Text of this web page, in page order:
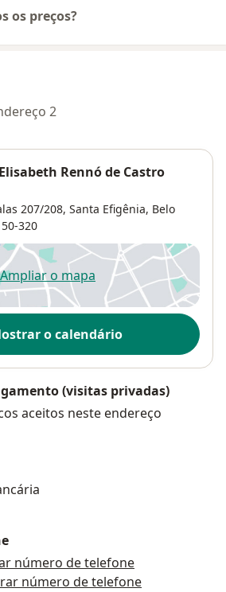
os preços?
2
Rennó de Castro
207/208, Santa Efigênia, Belo
320
Ampliar o mapaabre num novo separador
o calendário
(visitas privadas)
aceitos neste endereço
número de telefone
número de telefone